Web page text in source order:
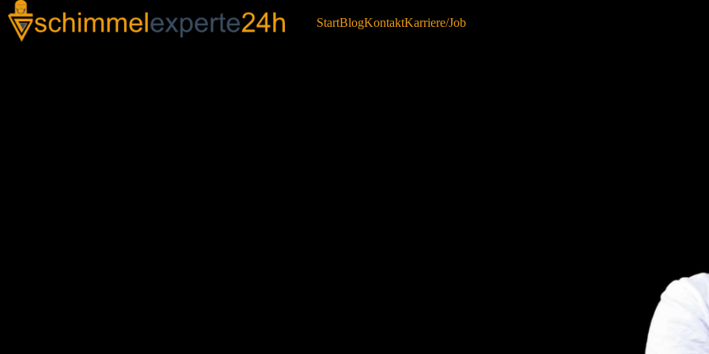
StartBlogKontaktKarriere/Job